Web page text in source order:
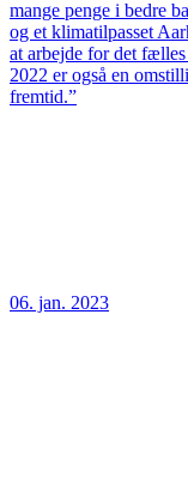
mange penge i bedre
og et klimatilpasset
at arbejde for det
2022 er også en
fremtid.”
06. jan. 2023